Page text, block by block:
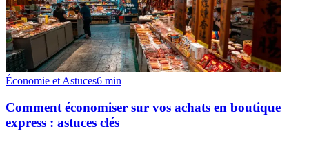
Économie et Astuces6 min
Comment économiser sur vos achats en boutique
express : astuces clés